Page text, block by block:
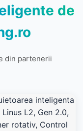
de
din partenerii